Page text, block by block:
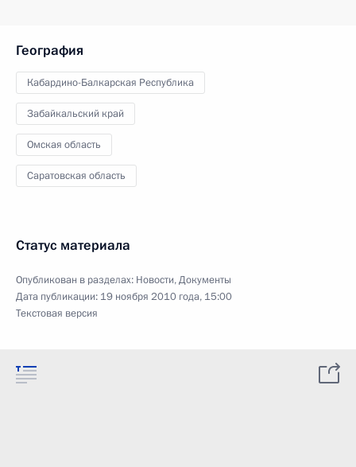
География
Кабардино-Балкарская Республика
Забайкальский край
Омская область
Саратовская область
Статус материала
Опубликован в разделах: Новости,Документы
Дата публикации: 19 ноября 2010 года, 15:00
Текстовая версия